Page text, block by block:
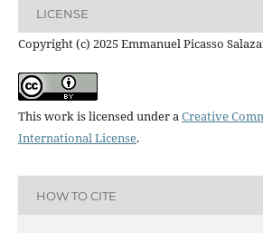
LICENSE
Copyright (c) 2025 Emmanuel Picasso
This work is licensed under aCreative
International License.
HOW TO CITE